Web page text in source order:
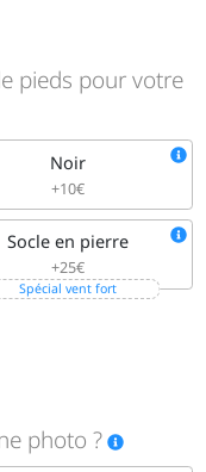
pieds pour votre
Noir
+10€
Socle en pierre
+25€
Spécial vent fort
photo ?